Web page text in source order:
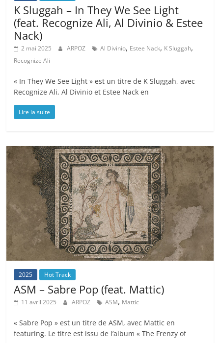
K Sluggah – In They We See Light
(feat. Recognize Ali, Al Divinio & Estee
Nack)
2 mai 2025 ARPOZ Al Divinio, Estee Nack, K Sluggah,
Recognize Ali
« In They We See Light » est un titre de K Sluggah, avec
Recognize Ali, Al Divinio et Estee Nack en
Lire la suite
2025 Hot Track
ASM – Sabre Pop (feat. Mattic)
11 avril 2025 ARPOZ ASM, Mattic
« Sabre Pop » est un titre de ASM, avec Mattic en
featuring. Le titre est issu de l’album « The Frenzy of